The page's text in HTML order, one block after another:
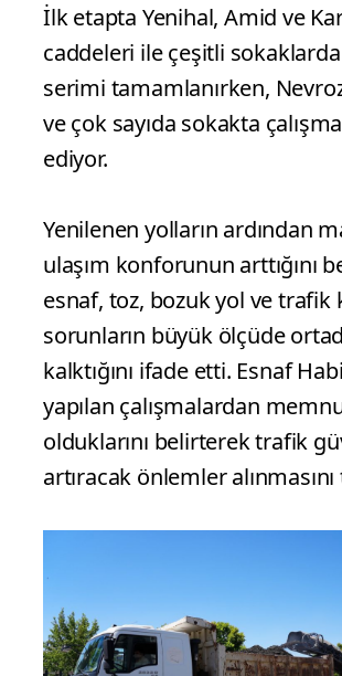
İlk etapta Yenihal, Amid ve
caddeleri ile çeşitli
serimi tamamlanırken,
ve çok sayıda sokakta
ediyor.
Yenilenen yolların ardından
ulaşım konforunun arttığını
esnaf, toz, bozuk yol ve trafik
sorunların büyük ölçüde
kalktığını ifade etti. Esnaf
yapılan çalışmalardan
olduklarını belirterek trafik
artıracak önlemler